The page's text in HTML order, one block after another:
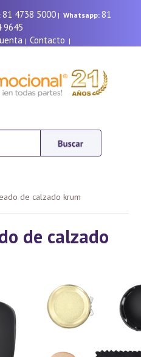
81 4738 5000| Whatsapp: 81
9645
| Contacto |
de calzado krum
de calzado